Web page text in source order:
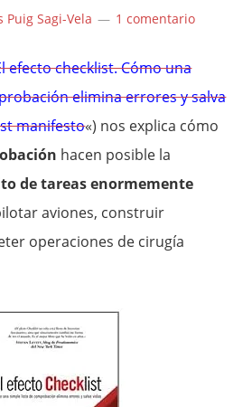
Puig Sagi-Vela 1 comentario
efecto checklist. Cómo una
elimina errores y salva
manifesto«) nos explica cómo
hacen posible la
de tareas enormemente
aviones, construir
operaciones de cirugía